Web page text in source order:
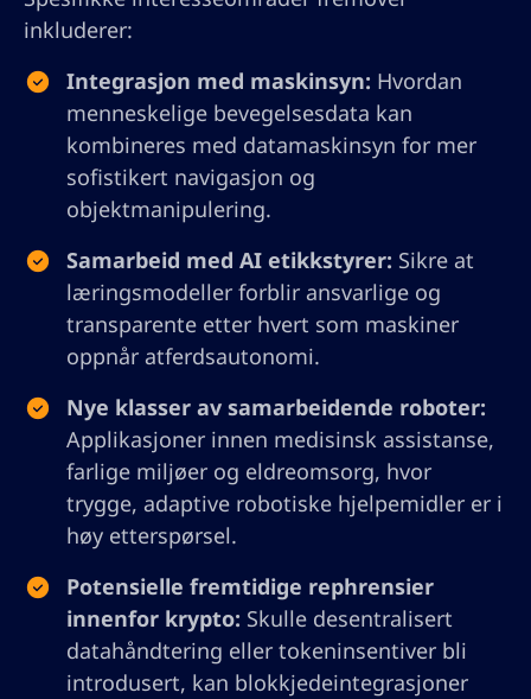
inkluderer:
Integrasjon med maskinsyn: Hvordan
menneskelige bevegelsesdata kan
kombineres med datamaskinsyn for mer
sofistikert navigasjon og
objektmanipulering.
Samarbeid med AI etikkstyrer: Sikre at
læringsmodeller forblir ansvarlige og
transparente etter hvert som maskiner
oppnår atferdsautonomi.
Nye klasser av samarbeidende roboter:
Applikasjoner innen medisinsk assistanse,
farlige miljøer og eldreomsorg, hvor
trygge, adaptive robotiske hjelpemidler er i
høy etterspørsel.
Potensielle fremtidige rephrensier
innenfor krypto: Skulle desentralisert
datahåndtering eller tokeninsentiver bli
introdusert, kan blokkjedeintegrasjoner